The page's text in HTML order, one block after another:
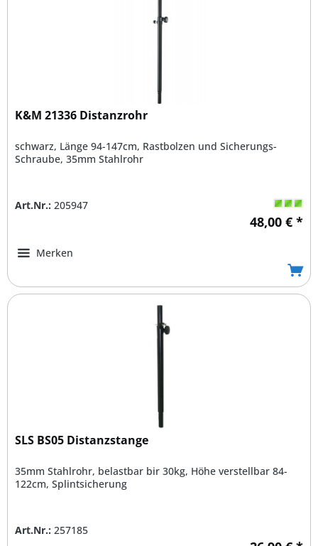
K&M 21336 Distanzrohr
schwarz, Länge 94-147cm, Rastbolzen und Sicherungs-
Schraube, 35mm Stahlrohr
Art.Nr.: 205947
48,00 € *
Merken
SLS BS05 Distanzstange
35mm Stahlrohr, belastbar bir 30kg, Höhe verstellbar 84-
122cm, Splintsicherung
Art.Nr.: 257185